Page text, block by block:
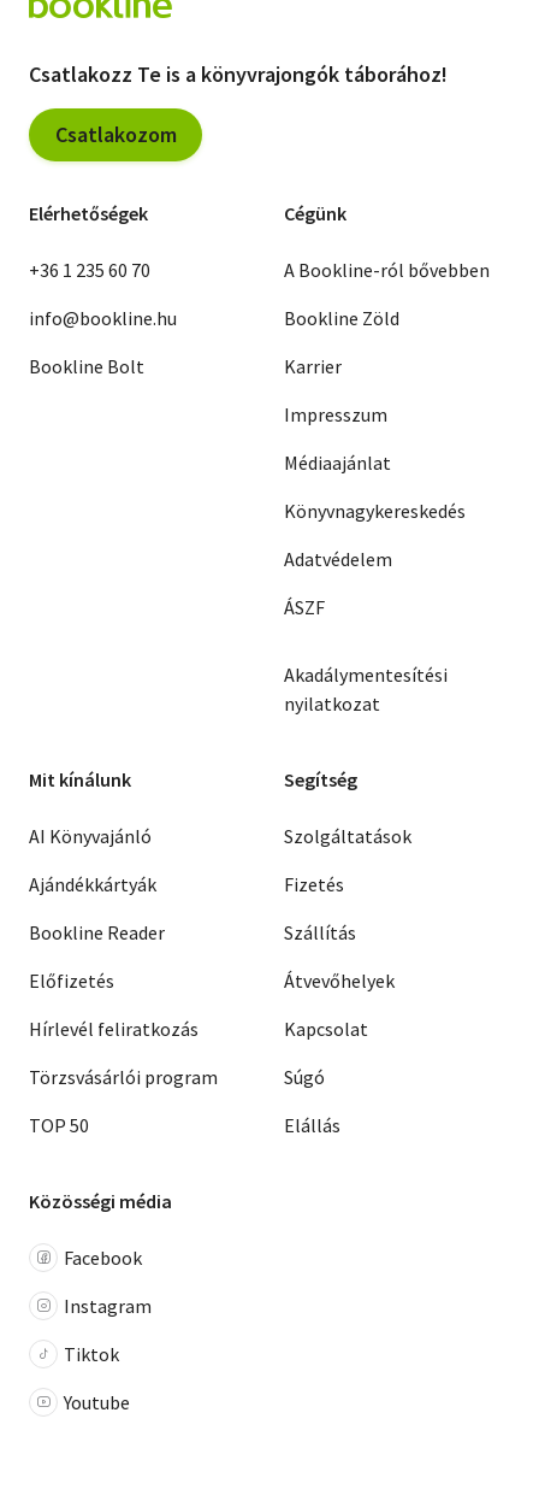
Csatlakozz Te is a könyvrajongók táborához!
Csatlakozom
Elérhetőségek
+36 1 235 60 70
info@bookline.hu
Bookline Bolt
Cégünk
A Bookline-ról bővebben
Bookline Zöld
Karrier
Impresszum
Médiaajánlat
Könyvnagykereskedés
Adatvédelem
ÁSZF
Akadálymentesítési
nyilatkozat
Mit kínálunk
AI Könyvajánló
Ajándékkártyák
Bookline Reader
Előfizetés
Hírlevél feliratkozás
Törzsvásárlói program
TOP 50
Segítség
Szolgáltatások
Fizetés
Szállítás
Átvevőhelyek
Kapcsolat
Súgó
Elállás
Közösségi média
Facebook
Instagram
Tiktok
Youtube